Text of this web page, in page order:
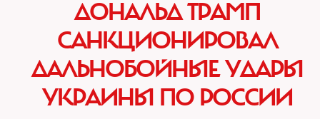
ДОНАЛЬД ТРАМП
САНКЦИОНИРОВАЛ
ДАЛЬНОБОЙНЫЕ УДАРЫ
УКРАИНЫ ПО РОССИИ